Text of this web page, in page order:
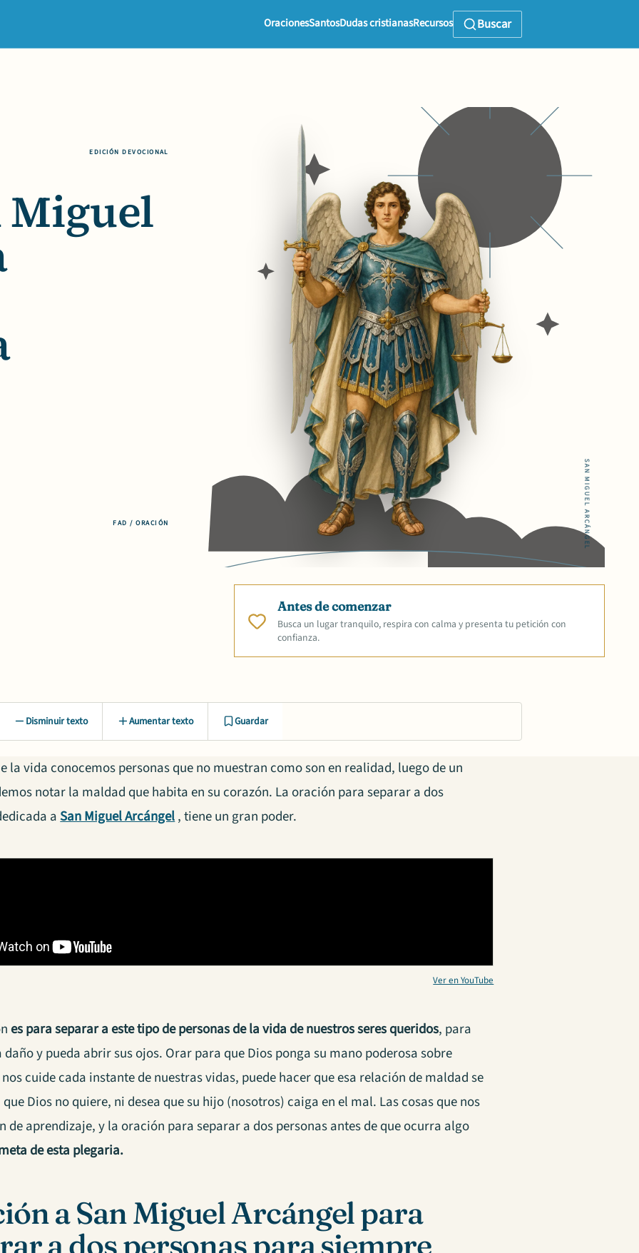
OracionesSantosDudas cristianasRecursos Buscar
EDICIÓN DEVOCIONAL
Miguel
FAD / ORACIÓN SAN MIGUEL ARCÁNGEL
Antes de comenzar
Busca un lugar tranquilo, respira con calma y presenta tu petición con
confianza.
Disminuir texto Aumentar texto Guardar
la vida conocemos personas que no muestran como son en realidad, luego de un
notar la maldad que habita en su corazón. La oración para separar a dos
aSan Miguel Arcángel, tiene un gran poder.
Ver en YouTube
es para separar a este tipo de personas de la vida de nuestros seres queridos, para
daño y pueda abrir sus ojos. Orar para que Dios ponga su mano poderosa sobre
cuide cada instante de nuestras vidas, puede hacer que esa relación de maldad se
Dios no quiere, ni desea que su hijo (nosotros) caiga en el mal. Las cosas que nos
de aprendizaje, y la oración para separar a dos personas antes de que ocurra algo
de esta plegaria.
a San Miguel Arcángel para
a dos personas para siempre